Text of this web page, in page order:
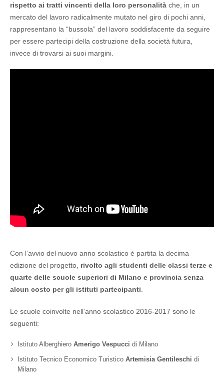
rispetto ai tratti vincenti della loro personalità che, in un
mercato del lavoro radicalmente mutato nel giro di pochi anni,
rappresentano la “bussola” del lavoro soddisfacente da seguire
per essere partecipi della costruzione della società futura,
invece di trovarsi ai suoi margini.
Con l’avvio del nuovo anno scolastico è partita la decima
edizione del progetto, rivolto agli studenti delle classi terze e
quarte delle scuole superiori di Milano e provincia senza
alcun costo per gli istituti partecipanti.
Le scuole coinvolte nell’anno scolastico 2016-2017 sono le
seguenti:
Istituto Alberghiero Amerigo Vespucci di Milano
Istituto Tecnico Economico Turistico Artemisia Gentileschi di
Milano